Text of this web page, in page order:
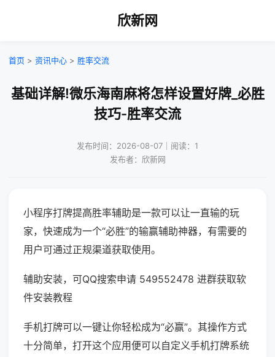
欣新网
首页 > 资讯中心 > 胜率交流
基础详解!微乐海南麻将怎样设置好牌_必胜
技巧-胜率交流
发布时间：2026-08-07｜阅读：1
发布者：欣新网
小程序打牌提高胜率辅助是一款可以让一直输的玩
家，快速成为一个“必胜”的输赢辅助神器，有需要的
用户可通过正规渠道获取使用。
辅助安装，可QQ搜索申请 549552478 进群获取软
件安装教程
手机打牌可以一键让你轻松成为“必赢”。其操作方式
十分简单，打开这个应用便可以自定义手机打牌系统